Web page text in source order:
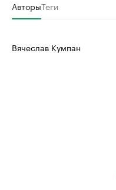
АвторыТеги
Вячеслав Кумпан